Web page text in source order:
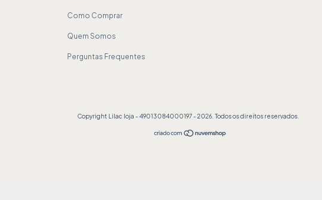
Como Comprar
Quem Somos
Perguntas Frequentes
Copyright Lilac loja - 49013084000197 - 2026. Todos os direitos reservados.